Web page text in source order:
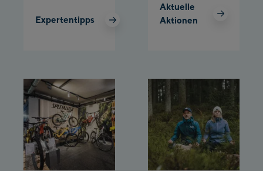
Ischgl:
Pardatschgratbahn
Schladming:
Planet Planai
Expertentipps
Aktuelle
Aktionen